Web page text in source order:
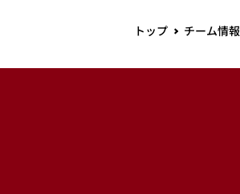
トップ チーム情報